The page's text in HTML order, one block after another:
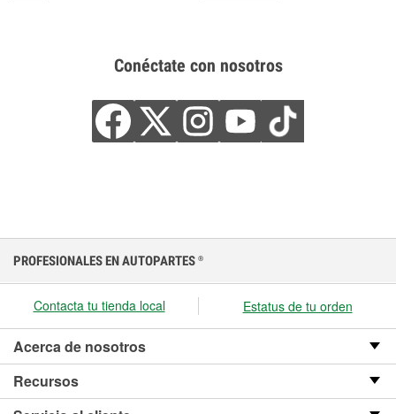
Conéctate con nosotros
PROFESIONALES EN AUTOPARTES ®
Contacta tu tienda local Estatus de tu orden
Acerca de nosotros
Recursos